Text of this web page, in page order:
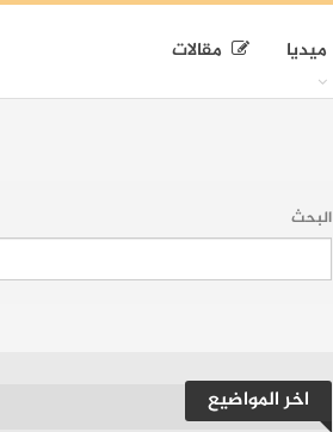
ميديا مقالات
البحث
اخر المواضيع